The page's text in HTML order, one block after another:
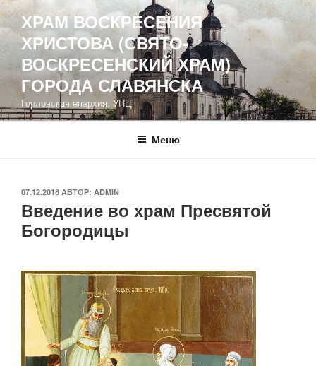
Перейти
к
содержимому
ХРАМ ВОСКРЕСЕНИЯ
ХРИСТОВА (СВЯТО-
ВОСКРЕСЕНСКИЙ ХРАМ)
ГОРОДА СЛАВЯНСКА
Горловская епархия, УПЦ
Меню
ОПУБЛИКОВАНО
07.12.2018 АВТОР: ADMIN
Введение во храм Пресвятой
Богородицы